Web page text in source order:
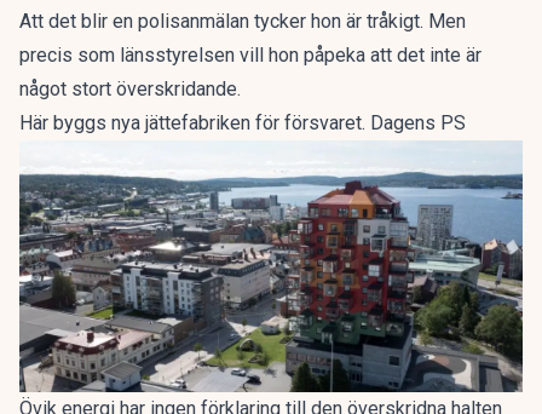
Att det blir en polisanmälan tycker hon är tråkigt. Men
precis som länsstyrelsen vill hon påpeka att det inte är
något stort överskridande.
Här byggs nya jättefabriken för försvaret. Dagens PS
Övik energi har ingen förklaring till den överskridna halten